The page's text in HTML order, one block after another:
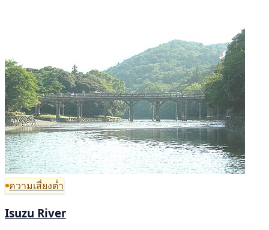
ความเสี่ยงต่ำ
Isuzu River